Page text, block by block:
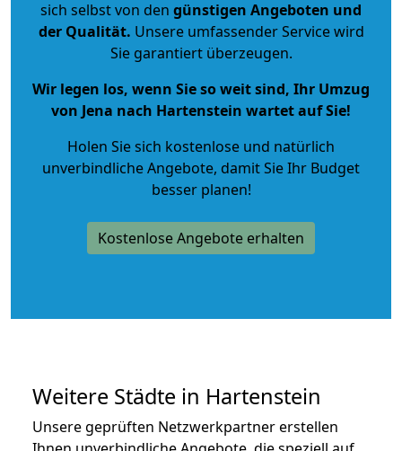
sich selbst von den günstigen Angeboten und
der Qualität. Unsere umfassender Service wird
Sie garantiert überzeugen.
Wir legen los, wenn Sie so weit sind, Ihr Umzug
von Jena nach Hartenstein wartet auf Sie!
Holen Sie sich kostenlose und natürlich
unverbindliche Angebote, damit Sie Ihr Budget
besser planen!
Kostenlose Angebote erhalten
Weitere Städte in Hartenstein
Unsere geprüften Netzwerkpartner erstellen